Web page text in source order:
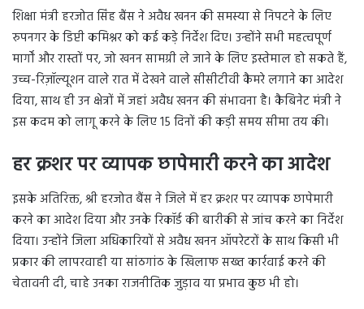
शिक्षा मंत्री हरजोत सिंह बैंस ने अवैध खनन की समस्या से निपटने के लिए
रुपनगर के डिप्टी कमिश्नर को कई कड़े निर्देश दिए। उन्होंने सभी महत्वपूर्ण
मार्गों और रास्तों पर, जो खनन सामग्री ले जाने के लिए इस्तेमाल हो सकते हैं,
उच्च-रिज़ॉल्यूशन वाले रात में देखने वाले सीसीटीवी कैमरे लगाने का आदेश
दिया, साथ ही उन क्षेत्रों में जहां अवैध खनन की संभावना है। कैबिनेट मंत्री ने
इस कदम को लागू करने के लिए 15 दिनों की कड़ी समय सीमा तय की।
हर क्रशर पर व्यापक छापेमारी करने का आदेश
इसके अतिरिक्त, श्री हरजोत बैंस ने जिले में हर क्रशर पर व्यापक छापेमारी
करने का आदेश दिया और उनके रिकॉर्ड की बारीकी से जांच करने का निर्देश
दिया। उन्होंने जिला अधिकारियों से अवैध खनन ऑपरेटरों के साथ किसी भी
प्रकार की लापरवाही या सांठगांठ के खिलाफ सख्त कार्रवाई करने की
चेतावनी दी, चाहे उनका राजनीतिक जुड़ाव या प्रभाव कुछ भी हो।